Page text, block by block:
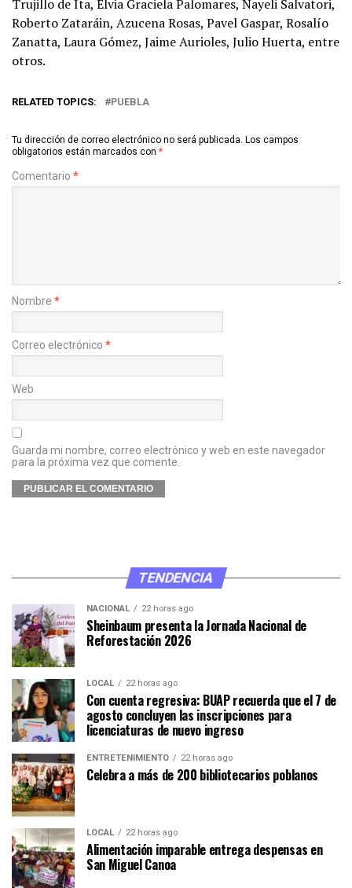
Trujillo de Ita, Elvia Graciela Palomares, Nayeli Salvatori,
Roberto Zataráin, Azucena Rosas, Pavel Gaspar, Rosalío
Zanatta, Laura Gómez, Jaime Aurioles, Julio Huerta, entre
otros.
RELATED TOPICS: PUEBLA
Tu dirección de correo electrónico no será publicada. Los campos
obligatorios están marcados con *
Comentario *
Nombre *
Correo electrónico *
Web
Guarda mi nombre, correo electrónico y web en este navegador
para la próxima vez que comente.
TENDENCIA
NACIONAL 22 horas ago
Sheinbaum presenta la Jornada Nacional de
Reforestación 2026
LOCAL 22 horas ago
Con cuenta regresiva: BUAP recuerda que el 7 de
agosto concluyen las inscripciones para
licenciaturas de nuevo ingreso
ENTRETENIMIENTO 22 horas ago
Celebra a más de 200 bibliotecarios poblanos
LOCAL 22 horas ago
Alimentación imparable entrega despensas en
San Miguel Canoa